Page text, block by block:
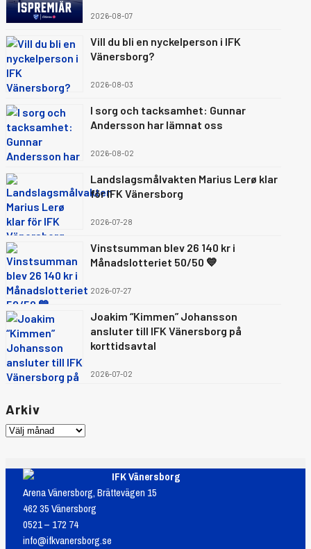
2026-08-07
Vill du bli en nyckelperson i IFK
Vänersborg?
2026-08-03
I sorg och tacksamhet: Gunnar
Andersson har lämnat oss
2026-08-02
Landslagsmålvakten Marius Lerø klar
för IFK Vänersborg
2026-07-28
Vinstsumman blev 26 140 kr i
Månadslotteriet 50/50 💙
2026-07-27
Joakim “Kimmen” Johansson
ansluter till IFK Vänersborg på
korttidsavtal
2026-07-02
Arkiv
IFK Vänersborg
Arena Vänersborg, Brättevägen 15
462 35 Vänersborg
0521 – 172 74
info@ifkvanersborg.se